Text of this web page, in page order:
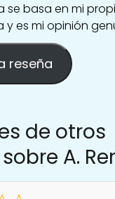
se basa en mi
y es mi opinión
reseña
de otros
A.